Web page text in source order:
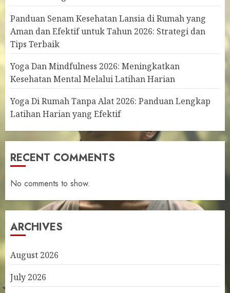
Panduan Senam Kesehatan Lansia di Rumah yang
Aman dan Efektif untuk Tahun 2026: Strategi dan
Tips Terbaik
Yoga Dan Mindfulness 2026: Meningkatkan
Kesehatan Mental Melalui Latihan Harian
Yoga Di Rumah Tanpa Alat 2026: Panduan Lengkap
Latihan Harian yang Efektif
RECENT COMMENTS
No comments to show.
ARCHIVES
August 2026
July 2026